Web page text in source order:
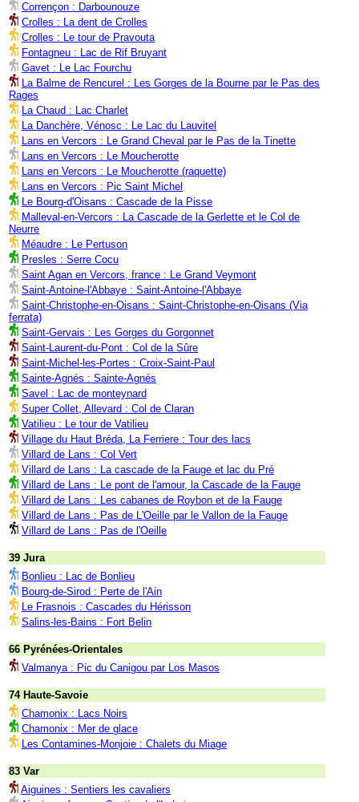
Corrençon : Darbounouze
Crolles : La dent de Crolles
Crolles : Le tour de Pravouta
Fontagneu : Lac de Rif Bruyant
Gavet : Le Lac Fourchu
La Balme de Rencurel : Les Gorges de la Bourne par le Pas des
Rages
La Chaud : Lac Charlet
La Danchère, Vénosc : Le Lac du Lauvitel
Lans en Vercors : Le Grand Cheval par le Pas de la Tinette
Lans en Vercors : Le Moucherotte
Lans en Vercors : Le Moucherotte (raquette)
Lans en Vercors : Pic Saint Michel
Le Bourg-d'Oisans : Cascade de la Pisse
Malleval-en-Vercors : La Cascade de la Gerlette et le Col de
Neurre
Méaudre : Le Pertuson
Presles : Serre Cocu
Saint Agan en Vercors, france : Le Grand Veymont
Saint-Antoine-l'Abbaye : Saint-Antoine-l'Abbaye
Saint-Christophe-en-Oisans : Saint-Christophe-en-Oisans (Via
ferrata)
Saint-Gervais : Les Gorges du Gorgonnet
Saint-Laurent-du-Pont : Col de la Sûre
Saint-Michel-les-Portes : Croix-Saint-Paul
Sainte-Agnés : Sainte-Agnés
Savel : Lac de monteynard
Super Collet, Allevard : Col de Claran
Vatilieu : Le tour de Vatilieu
Village du Haut Bréda, La Ferriere : Tour des lacs
Villard de Lans : Col Vert
Villard de Lans : La cascade de la Fauge et lac du Pré
Villard de Lans : Le pont de l'amour, la Cascade de la Fauge
Villard de Lans : Les cabanes de Roybon et de la Fauge
Villard de Lans : Pas de L'Oeille par le Vallon de la Fauge
Villard de Lans : Pas de l'Oeille
39 Jura
Bonlieu : Lac de Bonlieu
Bourg-de-Sirod : Perte de l'Ain
Le Frasnois : Cascades du Hérisson
Salins-les-Bains : Fort Belin
66 Pyrénées-Orientales
Valmanya : Pic du Canigou par Los Masos
74 Haute-Savoie
Chamonix : Lacs Noirs
Chamonix : Mer de glace
Les Contamines-Monjoie : Chalets du Miage
83 Var
Aiguines : Sentiers les cavaliers